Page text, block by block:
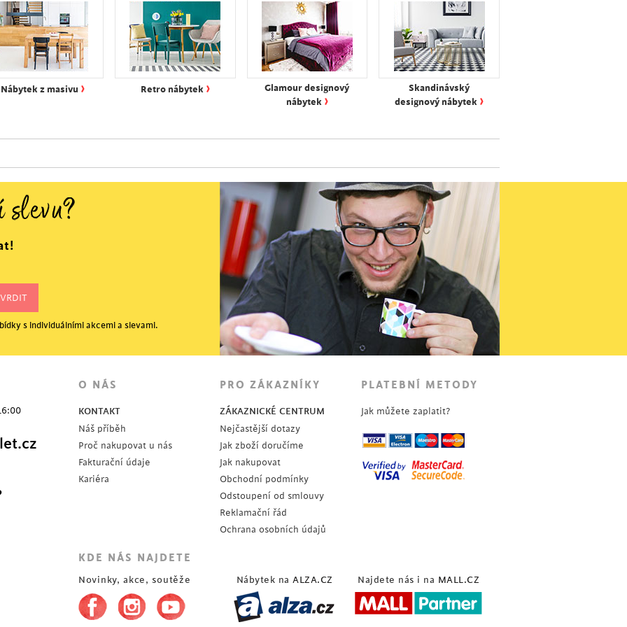
Nábytek z masivu › Retro nábytek ›
Glamour designový
nábytek ›
Skandinávský
designový nábytek ›
slevu?
s individuálními akcemi a slevami.
O NÁS
KONTAKT
Náš příběh
Proč nakupovat u nás
Fakturační údaje
Kariéra
PRO ZÁKAZNÍKY
ZÁKAZNICKÉ CENTRUM
Nejčastější dotazy
Jak zboží doručíme
Jak nakupovat
Obchodní podmínky
Odstoupení od smlouvy
Reklamační řád
Ochrana osobních údajů
PLATEBNÍ METODY
Jak můžete zaplatit?
KDE NÁS NAJDETE
Novinky, akce, soutěže Najdete nás i na MALL.CZ
Nábytek na ALZA.CZ